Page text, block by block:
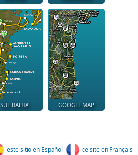
SUL BAHIA GOOGLE MAP
este sitio en Español ce site en Français